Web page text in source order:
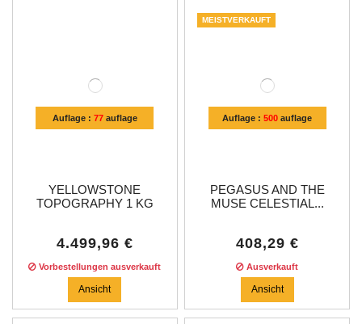
Auflage : 77auflage
YELLOWSTONE
TOPOGRAPHY 1 KG
4.499,96 €
Vorbestellungen ausverkauft
Ansicht
Auflage :500 auflage
MEISTVERKAUFT
PEGASUS AND THE
MUSE CELESTIAL...
408,29 €
Ausverkauft
Ansicht